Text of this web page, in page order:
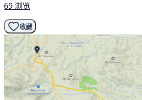
69 浏览
收藏